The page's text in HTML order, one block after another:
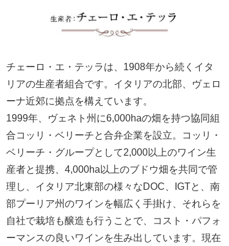
チェーロ・エ・テッラは、1908年から続くイタ
リアの生産者組合です。イタリアの北部、ヴェロ
ーナ近郊に拠点を構えています。
1999年、ヴェネト州に6,000haの畑を持つ協同組
合コッリ・ベリーチと合弁企業を設立。コッリ・
ベリーチ・グループとして2,000以上のワイン生
産者と提携、4,000ha以上のブドウ畑を共同で管
理し、イタリア北東部の様々なDOC、IGTと、南
部プーリア州のワインを幅広く手掛け、それらを
自社で栽培も醸造も行うことで、コスト・パフォ
ーマンスの良いワインを生み出しています。現在